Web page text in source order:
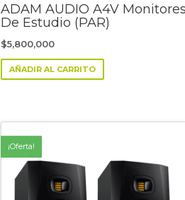
ADAM AUDIO A4V Monitores
De Estudio (PAR)
$5,800,000
AÑADIR AL CARRITO
¡Oferta!